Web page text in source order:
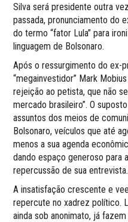
Silva será presidente outra
passada, pronunciamento do
do termo “fator Lula” para
linguagem de Bolsonaro.
Após o ressurgimento do ex-
“megainvestidor” Mark
rejeição ao petista, que não
mercado brasileiro”. O
assuntos dos meios de
Bolsonaro, veículos que até
menos a sua agenda
dando espaço generoso para
repercussão de sua entrevista.
A insatisfação crescente e
repercute no xadrez político.
ainda sob anonimato, já